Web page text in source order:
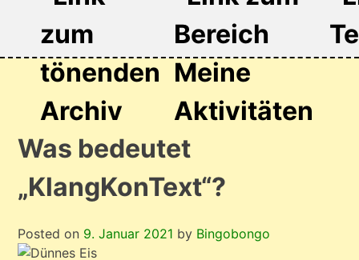
content
Was bedeutet
„KlangKonText“?
Posted on 9. Januar 2021 by Bingobongo